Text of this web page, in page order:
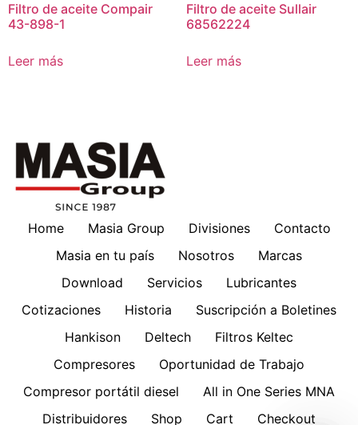
Filtro de aceite Compair
43-898-1
Leer más
Filtro de aceite Sullair
68562224
Leer más
Home Masia Group Divisiones
Contacto
Masia en tu país
Nosotros
Marcas
Download
Servicios
Lubricantes
Cotizaciones
Historia
Suscripción a Boletines
Hankison
Deltech
Filtros Keltec
Compresores
Oportunidad de Trabajo
Compresor portátil diesel
All in One Series MNA
Distribuidores
Shop Cart Checkout